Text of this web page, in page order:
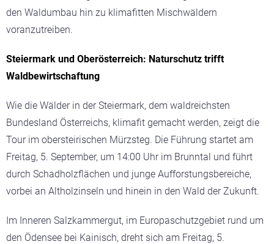
den Waldumbau hin zu klimafitten Mischwäldern
voranzutreiben.
Steiermark und Oberösterreich: Naturschutz trifft
Waldbewirtschaftung
Wie die Wälder in der Steiermark, dem waldreichsten
Bundesland Österreichs, klimafit gemacht werden, zeigt die
Tour im obersteirischen Mürzsteg. Die Führung startet am
Freitag, 5. September, um 14:00 Uhr im Brunntal und führt
durch Schadholzflächen und junge Aufforstungsbereiche,
vorbei an Altholzinseln und hinein in den Wald der Zukunft.
Im Inneren Salzkammergut, im Europaschutzgebiet rund um
den Ödensee bei Kainisch, dreht sich am Freitag, 5.